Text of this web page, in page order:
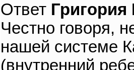
Ответ
Честно говоря,
нашей системе
(внутренний